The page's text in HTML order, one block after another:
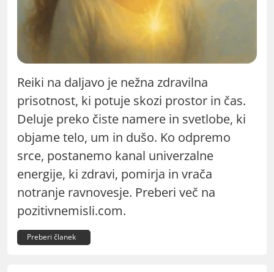
Reiki na daljavo je nežna zdravilna
prisotnost, ki potuje skozi prostor in čas.
Deluje preko čiste namere in svetlobe, ki
objame telo, um in dušo. Ko odpremo
srce, postanemo kanal univerzalne
energije, ki zdravi, pomirja in vrača
notranje ravnovesje. Preberi več na
pozitivnemisli.com.
Preberi članek